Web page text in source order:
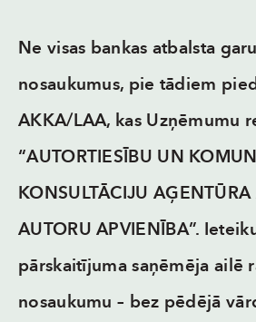
Ne visas bankas atbalsta
nosaukumus, pie tādiem
AKKA/LAA, kas Uzņēmumu
“AUTORTIESĪBU UN
KONSULTĀCIJU AĢENTŪRA
AUTORU APVIENĪBA”.
pārskaitījuma saņēmēja ailē
nosaukumu – bez pēdējā